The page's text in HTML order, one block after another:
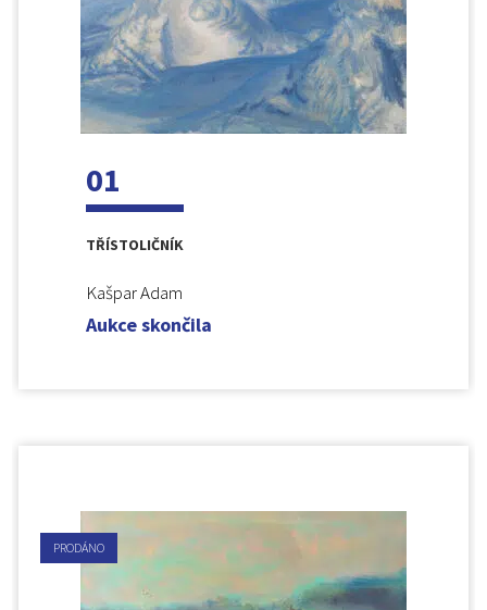
01
TŘÍSTOLIČNÍK
Kašpar Adam
Aukce skončila
PRODÁNO